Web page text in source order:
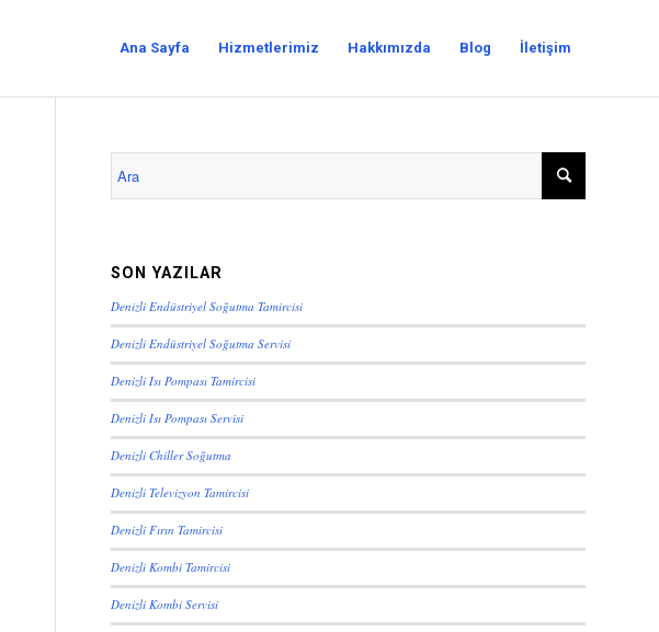
Ana Sayfa Hizmetlerimiz Hakkımızda Blog İletişim
SON YAZILAR
Denizli Endüstriyel Soğutma Tamircisi
Denizli Endüstriyel Soğutma Servisi
Denizli Isı Pompası Tamircisi
Denizli Isı Pompası Servisi
Denizli Chiller Soğutma
Denizli Televizyon Tamircisi
Denizli Fırın Tamircisi
Denizli Kombi Tamircisi
Denizli Kombi Servisi